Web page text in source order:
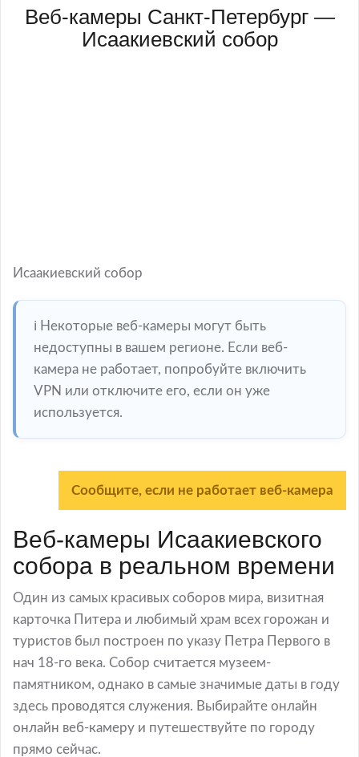
Веб-камеры Санкт-Петербург —
Исаакиевский собор
Исаакиевский собор
ℹ️ Некоторые веб-камеры могут быть
недоступны в вашем регионе. Если веб-
камера не работает, попробуйте включить
VPN или отключите его, если он уже
используется.
Сообщите, если не работает веб-камера
Веб-камеры Исаакиевского
собора в реальном времени
Один из самых красивых соборов мира, визитная
карточка Питера и любимый храм всех горожан и
туристов был построен по указу Петра Первого в
нач 18-го века. Собор считается музеем-
памятником, однако в самые значимые даты в году
здесь проводятся служения. Выбирайте онлайн
онлайн веб-камеру и путешествуйте по городу
прямо сейчас.